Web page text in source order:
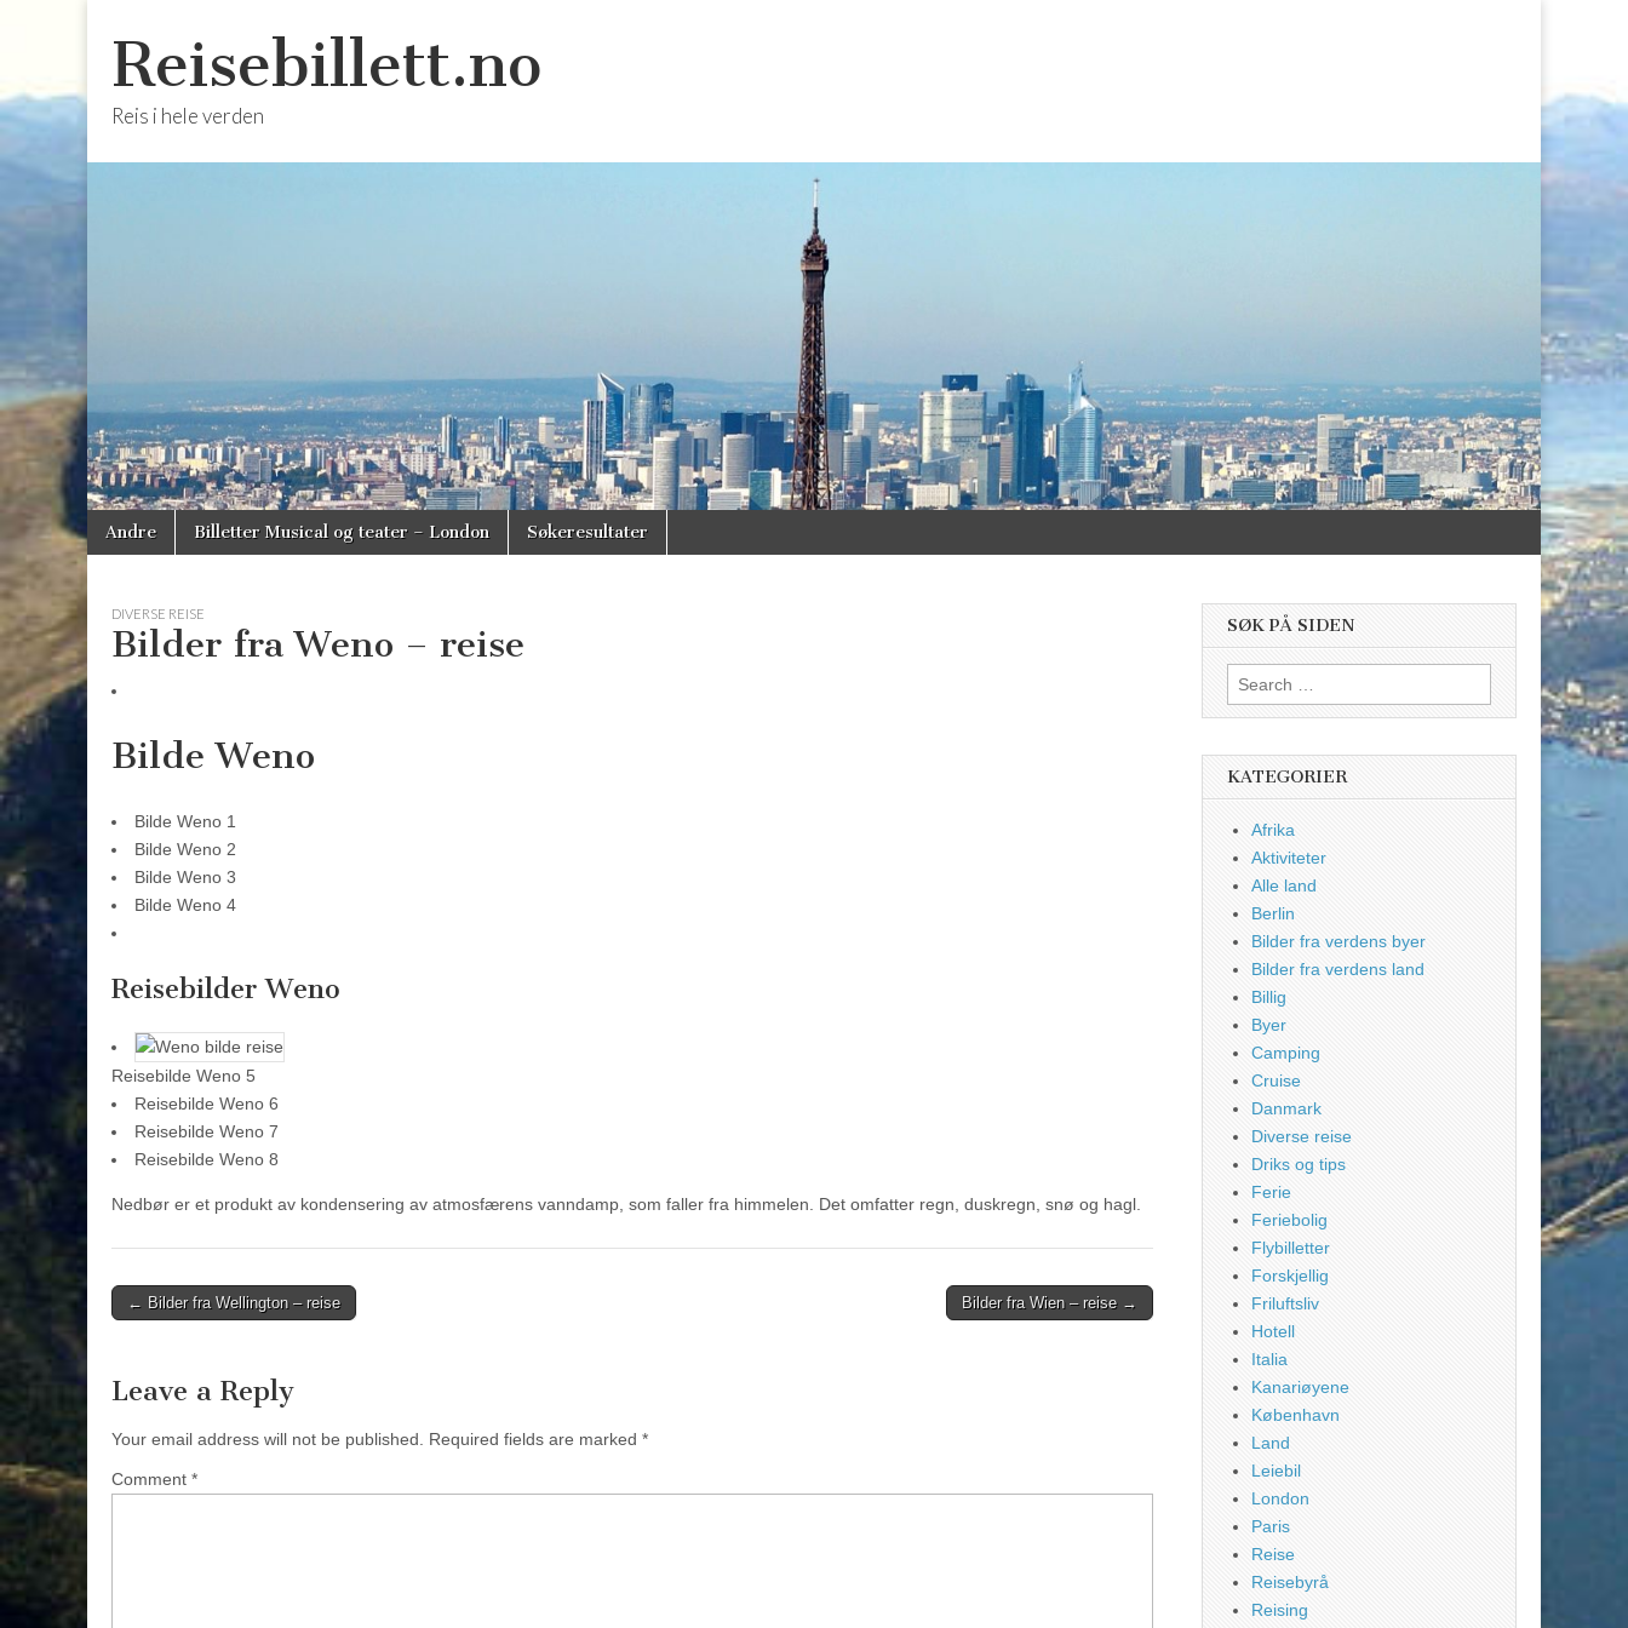
Reisebillett.no
Reis i hele verden
Main
menu
Skip
to
content
Andre Billetter Musical og teater – London Søkeresultater
DIVERSE REISE
Bilder fra Weno – reise
Bilde Weno
Bilde Weno 1
Bilde Weno 2
Bilde Weno 3
Bilde Weno 4
Reisebilder Weno
Reisebilde Weno 5
Reisebilde Weno 6
Reisebilde Weno 7
Reisebilde Weno 8
Nedbør er et produkt av kondensering av atmosfærens vanndamp, som faller fra himmelen. Det omfatter regn, duskregn, snø og hagl.
Post
← Bilder fra Wellington – reise Bilder fra Wien – reise →
Leave a Reply
Your email address will not be published. Required fields are marked *
Comment *
SØK PÅ SIDEN
Search
for:
KATEGORIER
Afrika
Aktiviteter
Alle land
Berlin
Bilder fra verdens byer
Bilder fra verdens land
Billig
Byer
Camping
Cruise
Danmark
Diverse reise
Driks og tips
Ferie
Feriebolig
Flybilletter
Forskjellig
Friluftsliv
Hotell
Italia
Kanariøyene
København
Land
Leiebil
London
Paris
Reise
Reisebyrå
Reising